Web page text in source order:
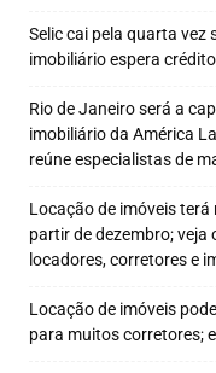
Selic cai pela quarta vez
imobiliário espera
Rio de Janeiro será a
imobiliário da América
reúne especialistas de
Locação de imóveis
partir de dezembro; veja
locadores, corretores e
Locação de imóveis
para muitos corretores;